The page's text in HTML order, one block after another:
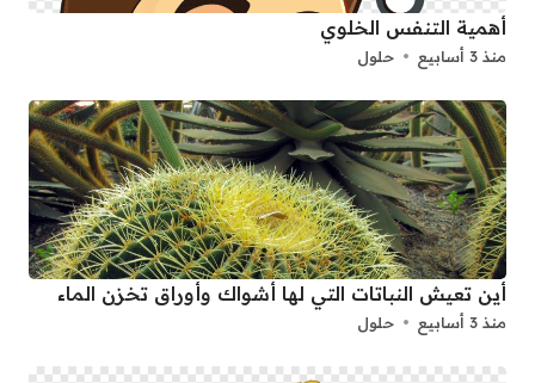
أهمية التنفس الخلوي
منذ 3 أسابيع حلول
أين تعيش النباتات التي لها أشواك وأوراق تخزن الماء
منذ 3 أسابيع حلول